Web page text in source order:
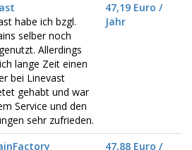
habe ich bzgl.
selber noch
Allerdings
lange Zeit einen
bei Linevast
gehabt und war
Service und den
sehr zufrieden.
47,19 Euro /
Jahr
47,88 Euro /